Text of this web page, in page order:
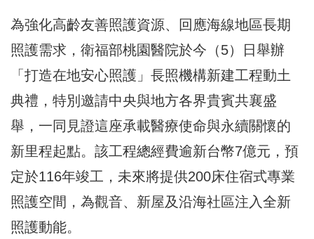
為強化高齡友善照護資源、回應海線地區長期
照護需求，衛福部桃園醫院於今（5）日舉辦
「打造在地安心照護」長照機構新建工程動土
典禮，特別邀請中央與地方各界貴賓共襄盛
舉，一同見證這座承載醫療使命與永續關懷的
新里程起點。該工程總經費逾新台幣7億元，預
定於116年竣工，未來將提供200床住宿式專業
照護空間，為觀音、新屋及沿海社區注入全新
照護動能。